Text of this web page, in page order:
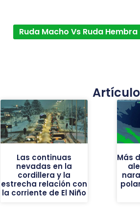
Ruda Macho Vs Ruda Hembra
Las continuas
nevadas en la
cordillera y la
estrecha relación con
la corriente de El Niño
Más